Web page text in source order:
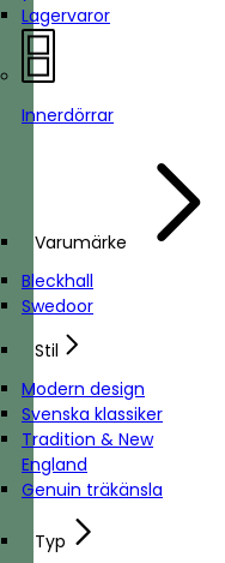
Lagervaror
Innerdörrar
Varumärke
Bleckhall
Swedoor
Stil
Modern design
Svenska klassiker
Tradition & New
England
Genuin träkänsla
Typ